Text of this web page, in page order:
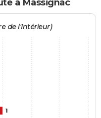
à Massignac
de l'Intérieur)
1